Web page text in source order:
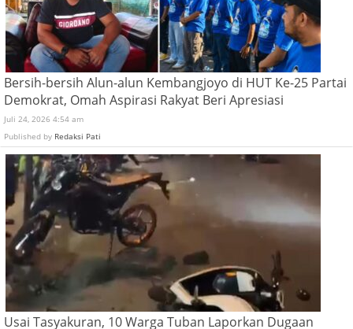
Bersih-bersih Alun-alun Kembangjoyo di HUT Ke-25 Partai
Demokrat, Omah Aspirasi Rakyat Beri Apresiasi
Juli 24, 2026 4:54 am
Published by Redaksi Pati
Usai Tasyakuran, 10 Warga Tuban Laporkan Dugaan